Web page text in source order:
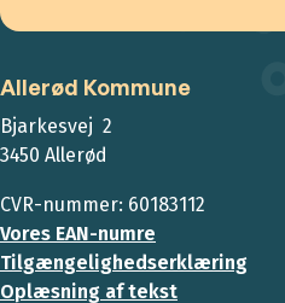
Allerød Kommune
Bjarkesvej 2
3450 Allerød
CVR-nummer: 60183112
Vores EAN-numre
Tilgængelighedserklæring
Oplæsning af tekst